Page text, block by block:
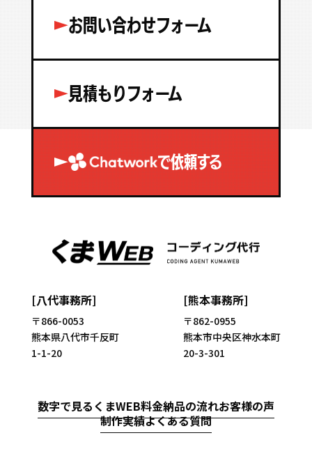
お問い合わせフォーム
見積もりフォーム
で依頼する
[八代事務所]
〒866-0053
熊本県八代市千反町
1-1-20
[熊本事務所]
〒862-0955
熊本市中央区神水本町
20-3-301
数字で見るくまWEB料金納品の流れお客様の声
制作実績よくある質問